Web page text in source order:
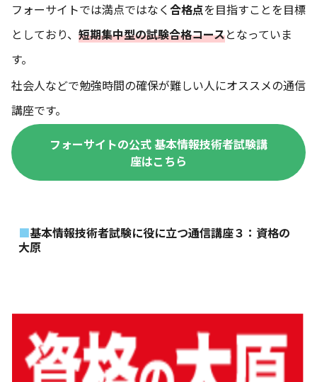
フォーサイトでは満点ではなく合格点を目指すことを目標
としており、 短期集中型の試験合格コースとなっていま
す。
社会人などで勉強時間の確保が難しい人にオススメの通信
講座です。
フォーサイトの公式 基本情報技術者試験講
座はこちら
基本情報技術者試験に役に立つ通信講座３：資格の
大原